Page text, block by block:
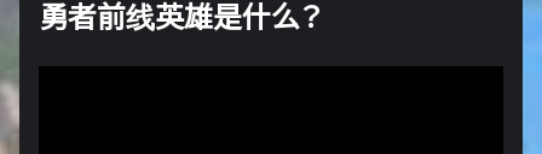
勇者前线英雄是什么？